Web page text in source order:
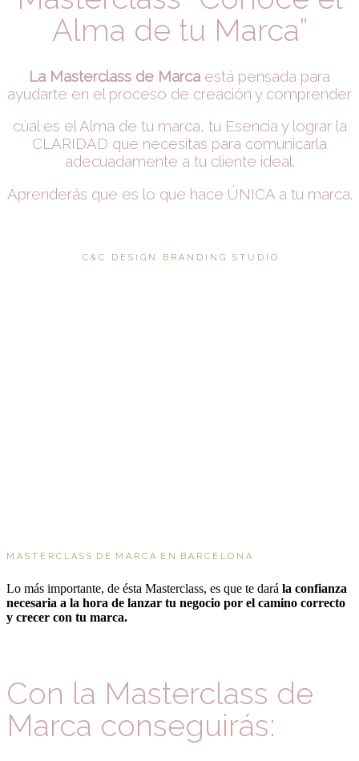
Alma de tu Marca”
La Masterclass de Marca está pensada para
ayudarte en el proceso de creación y comprender
cúal es el Alma de tu marca, tu Esencia y lograr la
CLARIDAD que necesitas para comunicarla
adecuadamente a tu cliente ideal.
Aprenderás que es lo que hace ÚNICA a tu marca.
C & C D E S I G N B R A N D I N G S T U D I O
M A S T E R C L A S S D E M A R C A E N B A R C E L O N A
Lo más importante, de ésta Masterclass, es que te dará la confianza
necesaria a la hora de lanzar tu negocio por el camino correcto
y crecer con tu marca.
Con la Masterclass de
Marca conseguirás: